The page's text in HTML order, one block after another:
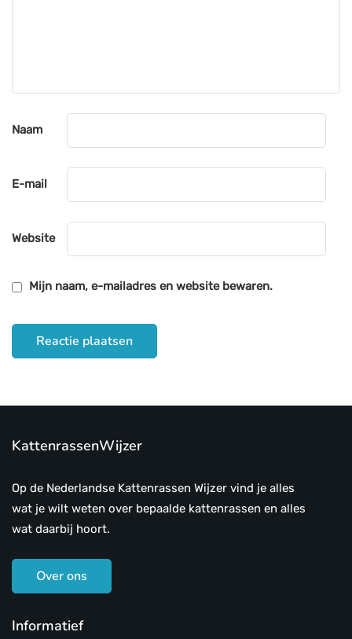
Naam
E-mail
Website
Mijn naam, e-mailadres en website bewaren.
KattenrassenWijzer
Op de Nederlandse Kattenrassen Wijzer vind je alles
wat je wilt weten over bepaalde kattenrassen en alles
wat daarbij hoort.
Over ons
Informatief